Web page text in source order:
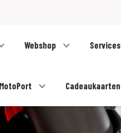
Webshop Services
Cadeaukaarten